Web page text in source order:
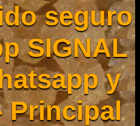
seguro
SIGNAL
y
Principal